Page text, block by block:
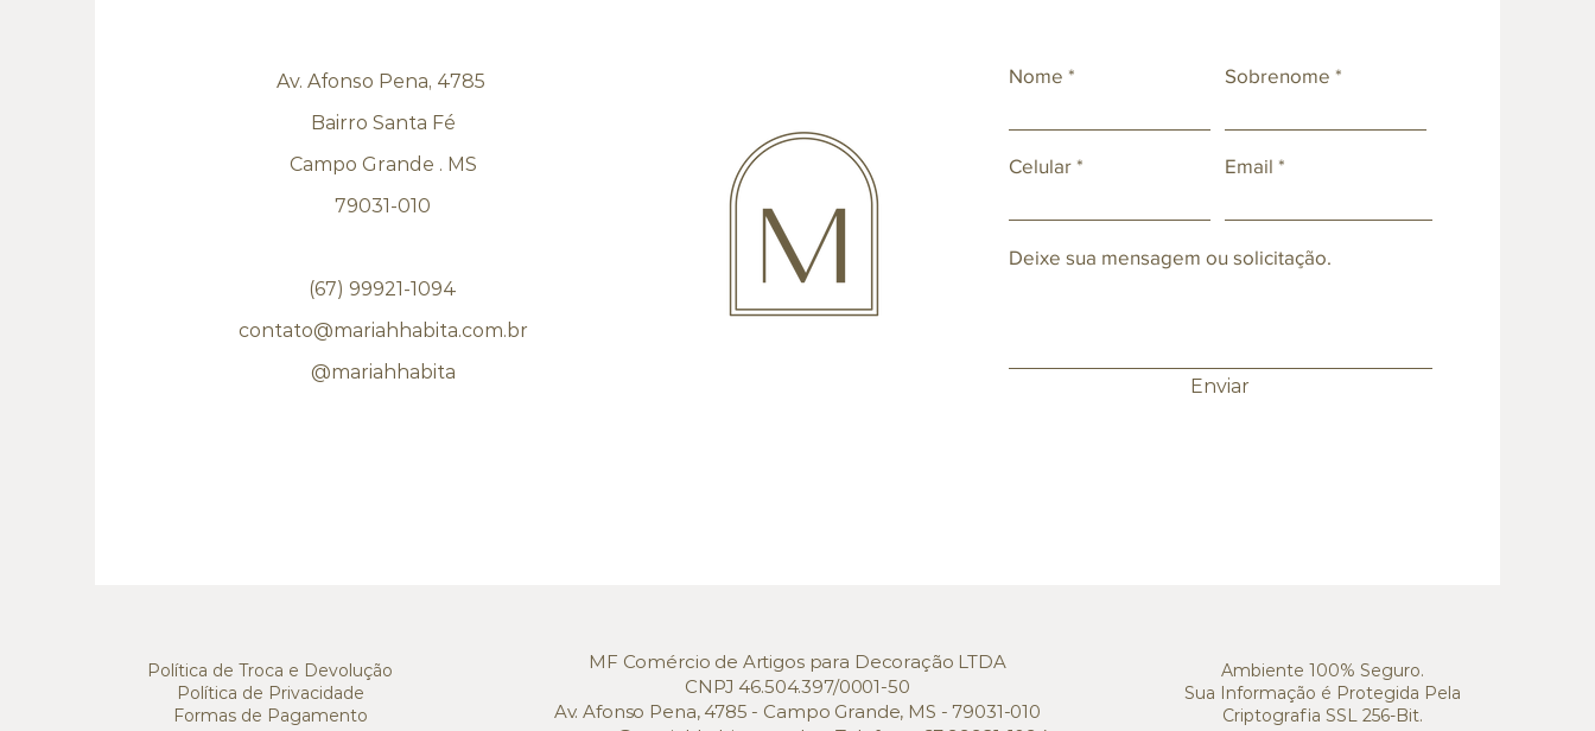
Av. Afonso Pena, 4785
Bairro Santa Fé
Campo Grande . MS
79031-010
(67) 99921-1094
contato@mariahhabita.com.br
@mariahhabita
Nome Sobrenome
Celular Email
Deixe sua mensagem ou solicitação.
Enviar
Política de Troca e Devolução
Política de Privacidade
Formas de Pagamento
MF Comércio de Artigos para Decoração LTDA
CNPJ 46.504.397/0001-50
Av. Afonso Pena, 4785 - Campo Grande, MS - 79031-010
Ambiente 100% Seguro.
Sua Informação é Protegida Pela
Criptografia SSL 256-Bit.